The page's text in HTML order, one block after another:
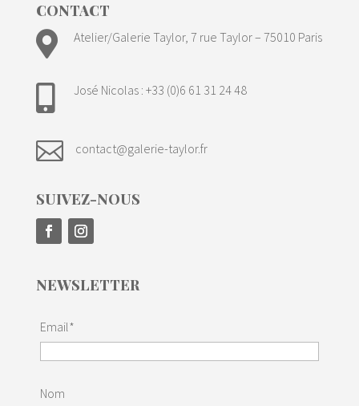
CONTACT
 Atelier/Galerie Taylor, 7 rue Taylor – 75010 Paris
 José Nicolas : +33 (0)6 61 31 24 48
 contact@galerie-taylor.fr
SUIVEZ-NOUS
NEWSLETTER
Email*
Nom